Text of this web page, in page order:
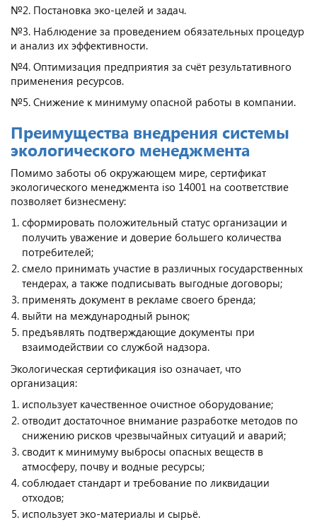
№2. Постановка эко-целей и задач.
№3. Наблюдение за проведением обязательных процедур
и анализ их эффективности.
№4. Оптимизация предприятия за счёт результативного
применения ресурсов.
№5. Снижение к минимуму опасной работы в компании.
Преимущества внедрения системы
экологического менеджмента
Помимо заботы об окружающем мире, сертификат
экологического менеджмента iso 14001 на соответствие
позволяет бизнесмену:
сформировать положительный статус организации и
получить уважение и доверие большего количества
потребителей;
смело принимать участие в различных государственных
тендерах, а также подписывать выгодные договоры;
применять документ в рекламе своего бренда;
выйти на международный рынок;
предъявлять подтверждающие документы при
взаимодействии со службой надзора.
Экологическая сертификация iso означает, что
организация:
использует качественное очистное оборудование;
отводит достаточное внимание разработке методов по
снижению рисков чрезвычайных ситуаций и аварий;
сводит к минимуму выбросы опасных веществ в
атмосферу, почву и водные ресурсы;
соблюдает стандарт и требование по ликвидации
отходов;
использует эко-материалы и сырьё.